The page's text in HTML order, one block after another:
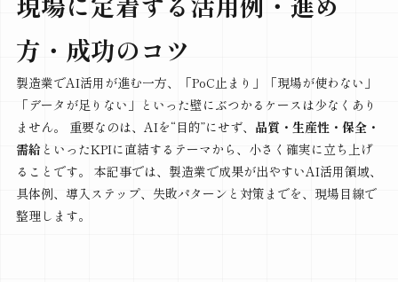
方・成功のコツ
製造業でAI活用が進む一方、「PoC止まり」「現場が使わない」
「データが足りない」といった壁にぶつかるケースは少なくあり
ません。 重要なのは、AIを“目的”にせず、 品質・生産性・保全・
需給 といったKPIに直結するテーマから、小さく確実に立ち上げ
ることです。 本記事では、製造業で成果が出やすいAI活用領域、
具体例、導入ステップ、失敗パターンと対策までを、現場目線で
整理します。